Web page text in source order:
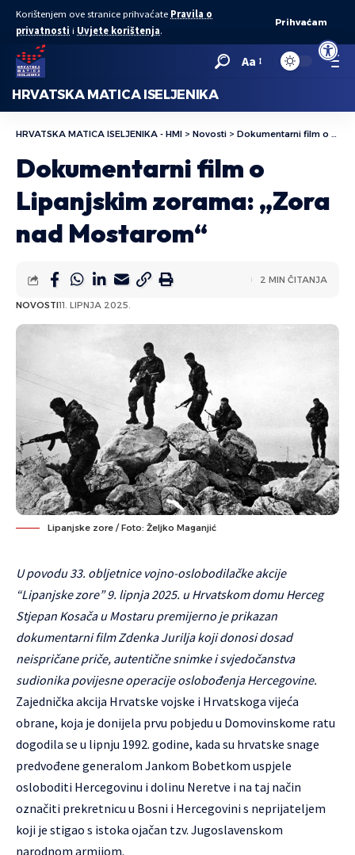
Open
Korištenjem ove stranice prihvaćate Pravila o
privatnosti i Uvjete korištenja.
Prihvaćam
Aa
HRVATSKA MATICA ISELJENIKA
HRVATSKA MATICA ISELJENIKA - HMI > Novosti > Dokumentarni film o Lipanjskim zorama: „Zora nad Mostarom“
Dokumentarni film o
Lipanjskim zorama: „Zora
nad Mostarom“
NOVOSTI11. LIPNJA 2025.
2 MIN ČITANJA
Lipanjske zore / Foto: Željko Maganjić
U povodu 33. obljetnice vojno-oslobodilačke akcije
“Lipanjske zore”9. lipnja 2025. u Hrvatskom domu Herceg
Stjepan Kosača u Mostaru premijerno je prikazan
dokumentarni film Zdenka Jurilja koji donosi dosad
neispričane priče, autentične snimke i svjedočanstva
sudionika povijesne operacije oslobođenja Hercegovine.
Zajednička akcija Hrvatske vojske i Hrvatskoga vijeća
obrane, koja je donijela prvu pobjedu u Domovinskome ratu
dogodila se u lipnju 1992. godine, kada su hrvatske snage
predvođene generalom Jankom Bobetkom uspjele
osloboditi Hercegovinu i dolinu Neretve i na taj način
označiti prekretnicu u Bosni i Hercegovini s neprijateljem
koji je stigao s istoka ojačan tzv. Jugoslavenskom
narodnom armijom.